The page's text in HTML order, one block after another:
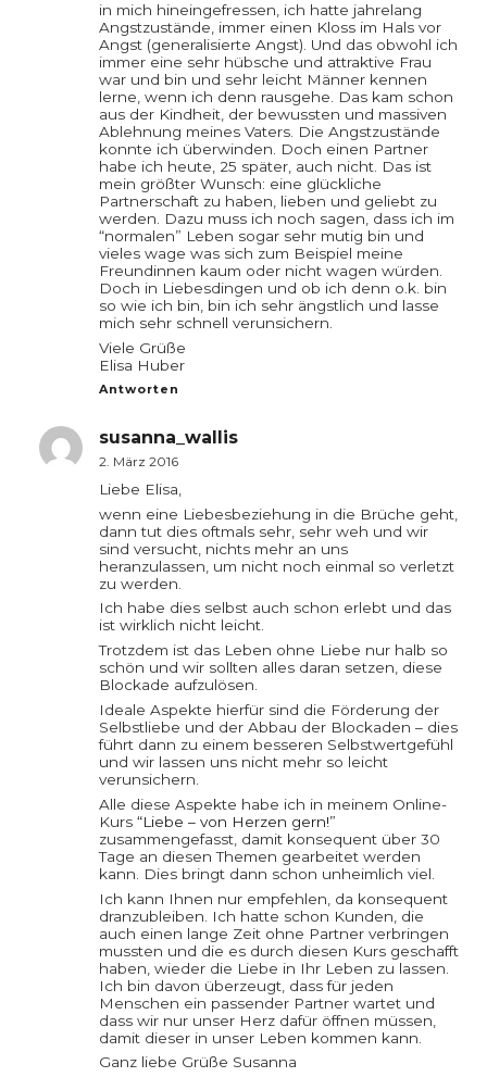
in mich hineingefressen, ich hatte jahrelang
Angstzustände, immer einen Kloss im Hals vor
Angst (generalisierte Angst). Und das obwohl ich
immer eine sehr hübsche und attraktive Frau
war und bin und sehr leicht Männer kennen
lerne, wenn ich denn rausgehe. Das kam schon
aus der Kindheit, der bewussten und massiven
Ablehnung meines Vaters. Die Angstzustände
konnte ich überwinden. Doch einen Partner
habe ich heute, 25 später, auch nicht. Das ist
mein größter Wunsch: eine glückliche
Partnerschaft zu haben, lieben und geliebt zu
werden. Dazu muss ich noch sagen, dass ich im
“normalen” Leben sogar sehr mutig bin und
vieles wage was sich zum Beispiel meine
Freundinnen kaum oder nicht wagen würden.
Doch in Liebesdingen und ob ich denn o.k. bin
so wie ich bin, bin ich sehr ängstlich und lasse
mich sehr schnell verunsichern.
Viele Grüße
Elisa Huber
Antworten
susanna_wallis
2. März 2016
Liebe Elisa,
wenn eine Liebesbeziehung in die Brüche geht,
dann tut dies oftmals sehr, sehr weh und wir
sind versucht, nichts mehr an uns
heranzulassen, um nicht noch einmal so verletzt
zu werden.
Ich habe dies selbst auch schon erlebt und das
ist wirklich nicht leicht.
Trotzdem ist das Leben ohne Liebe nur halb so
schön und wir sollten alles daran setzen, diese
Blockade aufzulösen.
Ideale Aspekte hierfür sind die Förderung der
Selbstliebe und der Abbau der Blockaden – dies
führt dann zu einem besseren Selbstwertgefühl
und wir lassen uns nicht mehr so leicht
verunsichern.
Alle diese Aspekte habe ich in meinem Online-
Kurs “Liebe – von Herzen gern!”
zusammengefasst, damit konsequent über 30
Tage an diesen Themen gearbeitet werden
kann. Dies bringt dann schon unheimlich viel.
Ich kann Ihnen nur empfehlen, da konsequent
dranzubleiben. Ich hatte schon Kunden, die
auch einen lange Zeit ohne Partner verbringen
mussten und die es durch diesen Kurs geschafft
haben, wieder die Liebe in Ihr Leben zu lassen.
Ich bin davon überzeugt, dass für jeden
Menschen ein passender Partner wartet und
dass wir nur unser Herz dafür öffnen müssen,
damit dieser in unser Leben kommen kann.
Ganz liebe Grüße Susanna